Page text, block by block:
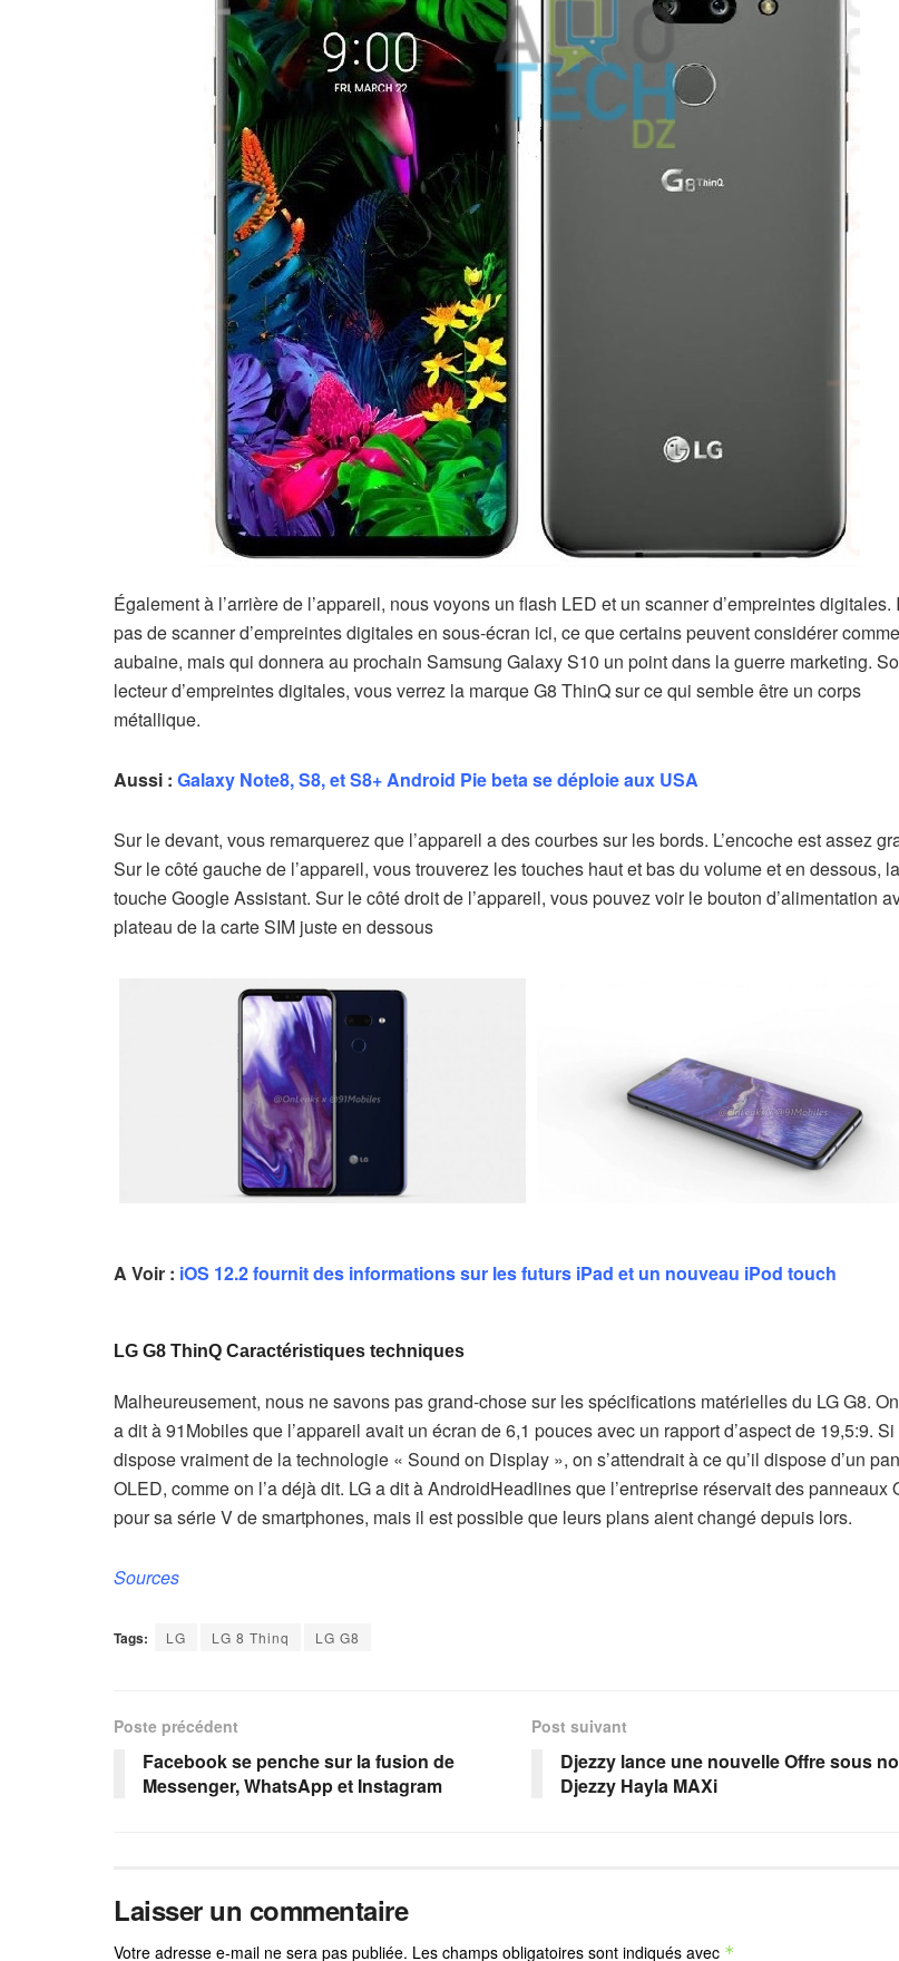
Également à l’arrière de l’appareil, nous voyons un flash LED et un scanner d’empreintes digitales.
pas de scanner d’empreintes digitales en sous-écran ici, ce que certains peuvent considérer
aubaine, mais qui donnera au prochain Samsung Galaxy S10 un point dans la guerre marketing.
lecteur d’empreintes digitales, vous verrez la marque G8 ThinQ sur ce qui semble être un corps
métallique.
Aussi : Galaxy Note8, S8, et S8+ Android Pie beta se déploie aux USA
Sur le devant, vous remarquerez que l’appareil a des courbes sur les bords. L’encoche est assez
Sur le côté gauche de l’appareil, vous trouverez les touches haut et bas du volume et en dessous, la
touche Google Assistant. Sur le côté droit de l’appareil, vous pouvez voir le bouton d’alimentation
plateau de la carte SIM juste en dessous
A Voir : iOS 12.2 fournit des informations sur les futurs iPad et un nouveau iPod touch
LG G8 ThinQ Caractéristiques techniques
Malheureusement, nous ne savons pas grand-chose sur les spécifications matérielles du LG G8.
a dit à 91Mobiles que l’appareil avait un écran de 6,1 pouces avec un rapport d’aspect de 19,5:9. Si
dispose vraiment de la technologie « Sound on Display », on s’attendrait à ce qu’il dispose d’un
OLED, comme on l’a déjà dit. LG a dit à AndroidHeadlines que l’entreprise réservait des panneaux
pour sa série V de smartphones, mais il est possible que leurs plans aient changé depuis lors.
Sources
Tags: LG LG 8 Thinq LG G8
Poste précédent
Facebook se penche sur la fusion de
Messenger, WhatsApp et Instagram
Post suivant
Djezzy lance une nouvelle Offre sous
Djezzy Hayla MAXi
Laisser un commentaire
Votre adresse e-mail ne sera pas publiée. Les champs obligatoires sont indiqués avec *